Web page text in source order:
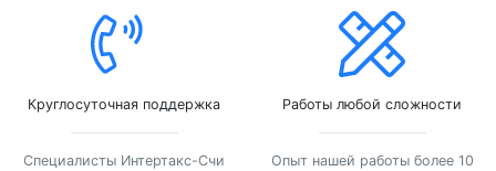
Круглосуточная поддержка
Специалисты Интертакс-Счи
Работы любой сложности
Опыт нашей работы более 10